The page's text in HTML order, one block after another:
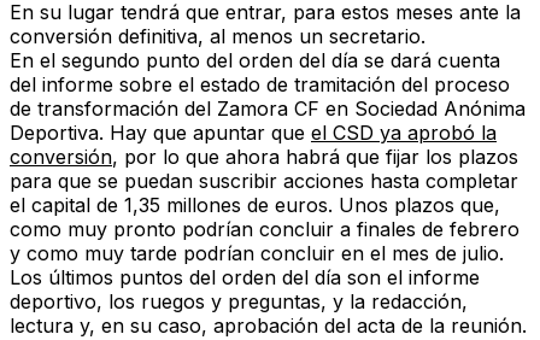
En su lugar tendrá que entrar, para estos meses ante la
conversión definitiva, al menos un secretario.
En el segundo punto del orden del día se dará cuenta
del informe sobre el estado de tramitación del proceso
de transformación del Zamora CF en Sociedad Anónima
Deportiva. Hay que apuntar que el CSD ya aprobó la
conversión, por lo que ahora habrá que fijar los plazos
para que se puedan suscribir acciones hasta completar
el capital de 1,35 millones de euros. Unos plazos que,
como muy pronto podrían concluir a finales de febrero
y como muy tarde podrían concluir en el mes de julio.
Los últimos puntos del orden del día son el informe
deportivo, los ruegos y preguntas, y la redacción,
lectura y, en su caso, aprobación del acta de la reunión.